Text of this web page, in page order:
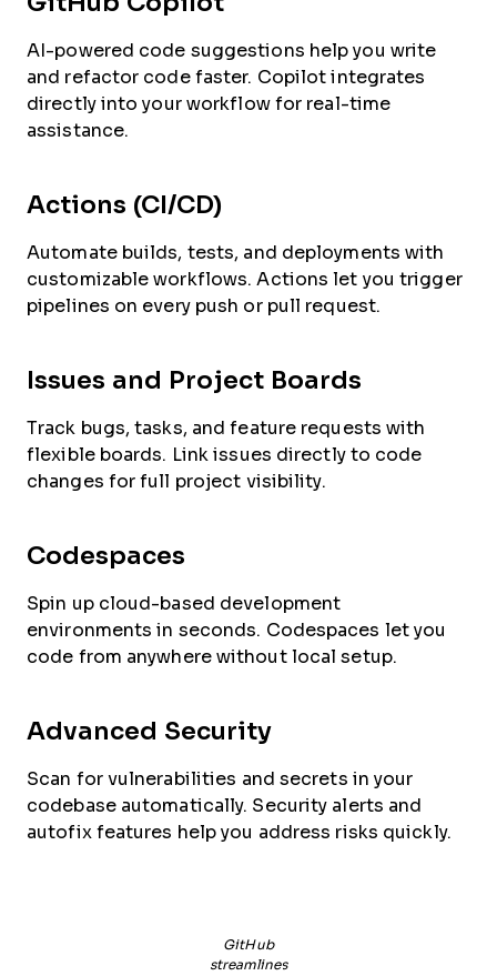
AI-powered code suggestions help you write
and refactor code faster. Copilot integrates
directly into your workflow for real-time
assistance.
Actions (CI/CD)
Automate builds, tests, and deployments with
customizable workflows. Actions let you trigger
pipelines on every push or pull request.
Issues and Project Boards
Track bugs, tasks, and feature requests with
flexible boards. Link issues directly to code
changes for full project visibility.
Codespaces
Spin up cloud-based development
environments in seconds. Codespaces let you
code from anywhere without local setup.
Advanced Security
Scan for vulnerabilities and secrets in your
codebase automatically. Security alerts and
autofix features help you address risks quickly.
GitHub
streamlines